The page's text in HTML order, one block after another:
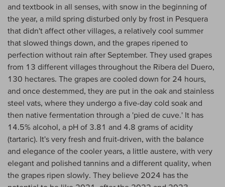
and textbook in all senses, with snow in the beginning of
the year, a mild spring disturbed only by frost in Pesquera
that didn't affect other villages, a relatively cool summer
that slowed things down, and the grapes ripened to
perfection without rain after September. They used grapes
from 13 different villages throughout the Ribera del Duero,
130 hectares. The grapes are cooled down for 24 hours,
and once destemmed, they are put in the oak and stainless
steel vats, where they undergo a five-day cold soak and
then native fermentation through a 'pied de cuve.' It has
14.5% alcohol, a pH of 3.81 and 4.8 grams of acidity
(tartaric). It's very fresh and fruit-driven, with the balance
and elegance of the cooler years, a little austere, with very
elegant and polished tannins and a different quality, when
the grapes ripen slowly. They believe 2024 has the